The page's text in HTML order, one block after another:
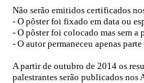
Não serão emitidos certificados
- O pôster foi fixado em data ou
- O pôster foi colocado mas sem a
- O autor permaneceu apenas
A partir de outubro de 2014 os
palestrantes serão publicados